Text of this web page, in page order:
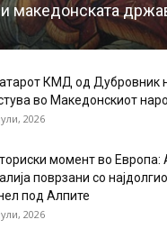
и македонската
КМД од Дубровник
во Македонскиот
2026
момент во Европа:
поврзани со
под Алпите
2026